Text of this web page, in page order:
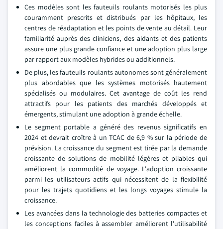
Ces modèles sont les fauteuils roulants motorisés les plus
couramment prescrits et distribués par les hôpitaux, les
centres de réadaptation et les points de vente au détail. Leur
familiarité auprès des cliniciens, des aidants et des patients
assure une plus grande confiance et une adoption plus large
par rapport aux modèles hybrides ou additionnels.
De plus, les fauteuils roulants autonomes sont généralement
plus abordables que les systèmes motorisés hautement
spécialisés ou modulaires. Cet avantage de coût les rend
attractifs pour les patients des marchés développés et
émergents, stimulant une adoption à grande échelle.
Le segment portable a généré des revenus significatifs en
2024 et devrait croître à un TCAC de 6,9 % sur la période de
prévision. La croissance du segment est tirée par la demande
croissante de solutions de mobilité légères et pliables qui
améliorent la commodité de voyage. L'adoption croissante
parmi les utilisateurs actifs qui nécessitent de la flexibilité
pour les trajets quotidiens et les longs voyages stimule la
croissance.
Les avancées dans la technologie des batteries compactes et
les conceptions faciles à assembler améliorent l'utilisabilité